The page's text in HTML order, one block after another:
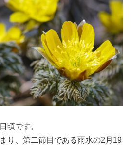
頃です。
り、第二節目である雨水の2月19